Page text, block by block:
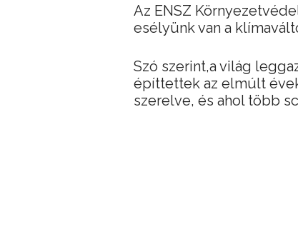
Az ENSZ
esélyünk van a
Szó szerint,a világ
építtettek az elmúlt
szerelve, és ahol több